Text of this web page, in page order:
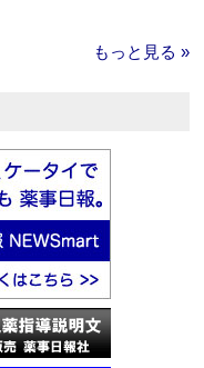
もっと見る »